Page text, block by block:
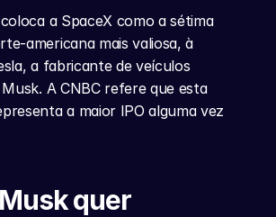
a SpaceX como a sétima
americana mais valiosa, à
a fabricante de veículos
A CNBC refere que esta
a maior IPO alguma vez
quer